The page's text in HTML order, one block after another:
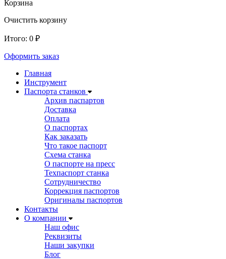
Корзина
Очистить корзину
Итого: 0 ₽
Оформить заказ
Главная
Инструмент
Паспорта станков
Архив паспартов
Доставка
Оплата
О паспортах
Как заказать
Что такое паспорт
Схема станка
О паспорте на пресс
Техпаспорт станка
Сотрудничество
Коррекция паспортов
Оригиналы паспортов
Контакты
О компании
Наш офис
Реквизиты
Наши закупки
Блог